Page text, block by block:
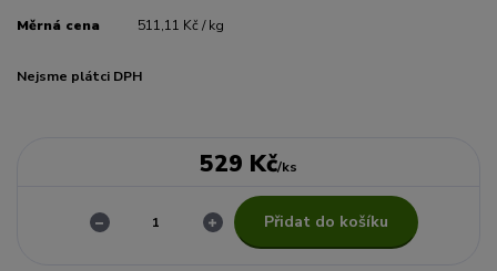
Měrná cena 511,11 Kč / kg
Nejsme plátci DPH
529 Kč/ks
Přidat do košíku